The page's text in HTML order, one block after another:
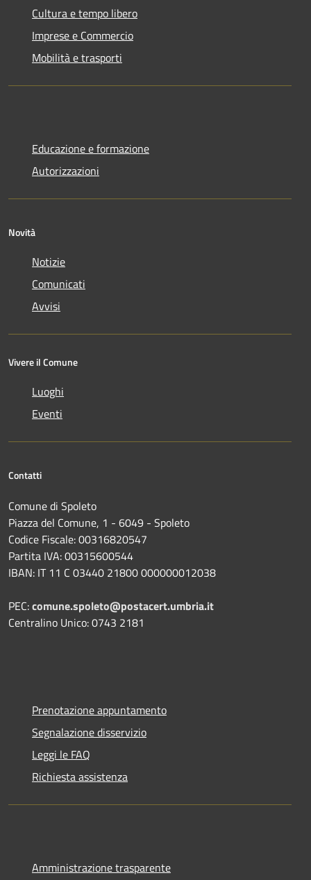
Cultura e tempo libero
Imprese e Commercio
Mobilità e trasporti
Educazione e formazione
Autorizzazioni
Novità
Notizie
Comunicati
Avvisi
Vivere il Comune
Luoghi
Eventi
Contatti
Comune di Spoleto
Piazza del Comune, 1 - 6049 - Spoleto
Codice Fiscale: 00316820547
Partita IVA: 00315600544
IBAN: IT 11 C 03440 21800 000000012038
PEC:comune.spoleto@postacert.umbria.it
Centralino Unico: 0743 2181
Prenotazione appuntamento
Segnalazione disservizio
Leggi le FAQ
Richiesta assistenza
Amministrazione trasparente